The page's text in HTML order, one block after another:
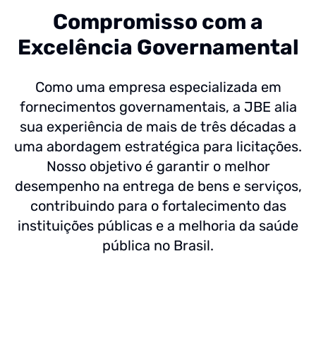
Compromisso com a
Excelência Governamental
Como uma empresa especializada em
fornecimentos governamentais, a JBE alia
sua experiência de mais de três décadas a
uma abordagem estratégica para licitações.
Nosso objetivo é garantir o melhor
desempenho na entrega de bens e serviços,
contribuindo para o fortalecimento das
instituições públicas e a melhoria da saúde
pública no Brasil.